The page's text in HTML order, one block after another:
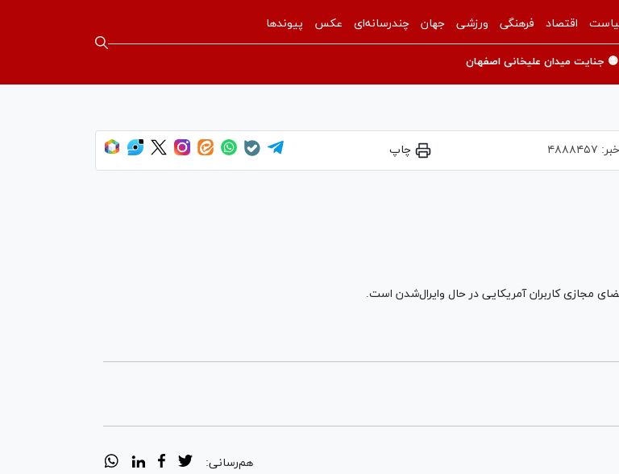
اقتصاد فرهنگی ورزشی جهان چندرسانه‌ای عکس پیوندها
🟡 جنایت میدان علیخانی اصفهان
۴۸۸۸۴۵۷ چاپ
مجازی کاربران آمریکایی در حال وایرال‌شدن است.
هم‌رسانی: